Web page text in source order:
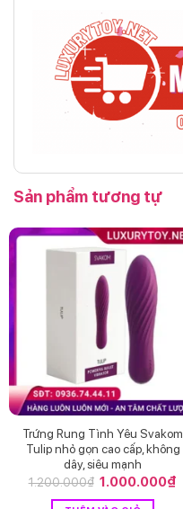
Sản phẩm tương tự
Trứng Rung Tình Yêu Svakom
Tulip nhỏ gọn cao cấp, không
dây, siêu mạnh
1.200.000₫ Giá
là:
1.000.000₫